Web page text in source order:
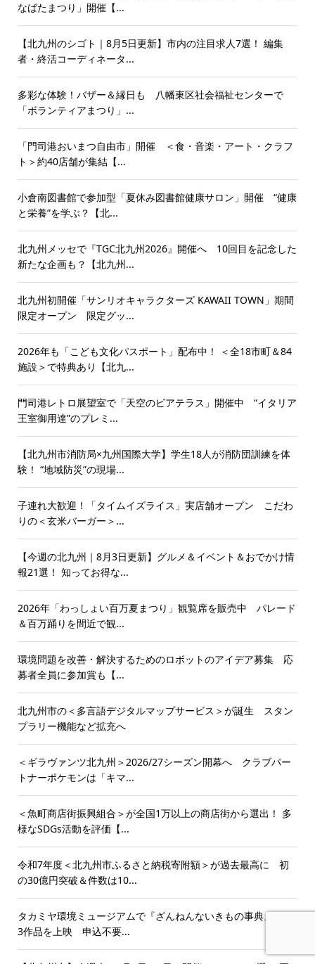
なばたまつり」開催【...
【北九州のシゴト｜8月5日更新】市内の注目求人7選！ 編集
者・終活コーディネータ...
多彩な体験！バザー＆縁日も 八幡東区社会福祉センターで
「ボランティアまつり」...
「門司港おいまつ自由市」開催 ＜食・音楽・アート・クラフ
ト＞約40店舗が集結【...
小倉南図書館で参加型「夏休み図書館健康サロン」開催 “健康
と栄養”を学ぶ？【北...
北九州メッセで『TGC北九州2026』開催へ 10回目を記念した
新たな企画も？【北九州...
北九州初開催「サンリオキャラクターズ KAWAII TOWN」期間
限定オープン 限定グッ...
2026年も「こども文化パスポート」配布中！ ＜全18市町＆84
施設＞で特典あり【北九...
門司港レトロ展望室で「天空のビアテラス」開催中 “イタリア
王室御用達”のプレミ...
【北九州市消防局×九州国際大学】学生18人が消防団訓練を体
験！ “地域防災”の現場...
子連れ大歓迎！「タイムイズライス」実店舗オープン こだわ
りの＜玄米バーガー＞...
【今週の北九州｜8月3日更新】グルメ＆イベント＆おでかけ情
報21選！ 知ってお得な...
2026年「わっしょい百万夏まつり」観覧席を販売中 パレード
＆百万踊りを間近で観...
環境問題を改善・解決するためのロボットのアイデア募集 応
募者全員に参加賞も【...
北九州市の＜多言語デジタルマップサービス＞が誕生 スタン
プラリー機能など拡充へ
＜ギラヴァンツ北九州＞2026/27シーズン開幕へ クラブパー
トナーポケモンは「キマ...
＜魚町商店街振興組合＞が全国1万以上の商店街から選出！ 多
様なSDGs活動を評価【...
令和7年度＜北九州市ふるさと納税寄附額＞が過去最高に 初
の30億円突破＆件数は10...
タカミヤ環境ミュージアムで『ざんねんないきもの事典』など
3作品を上映 申込不要...